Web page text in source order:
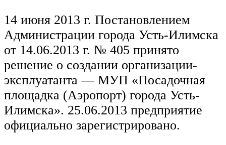
14 июня 2013 г. Постановлением
Администрации города Усть-Илимска
от 14.06.2013 г. № 405 принято
решение о создании организации-
эксплуатанта — МУП «Посадочная
площадка (Аэропорт) города Усть-
Илимска». 25.06.2013 предприятие
официально зарегистрировано.